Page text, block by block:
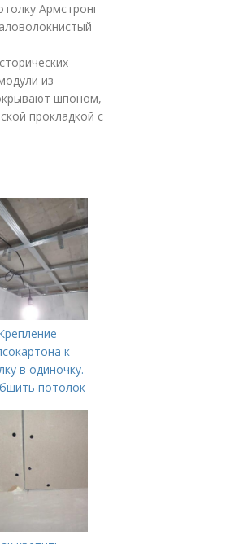
Армстронг
из
шпоном,
прокладкой с
к
в одиночку.
потолок
для ГКЛ